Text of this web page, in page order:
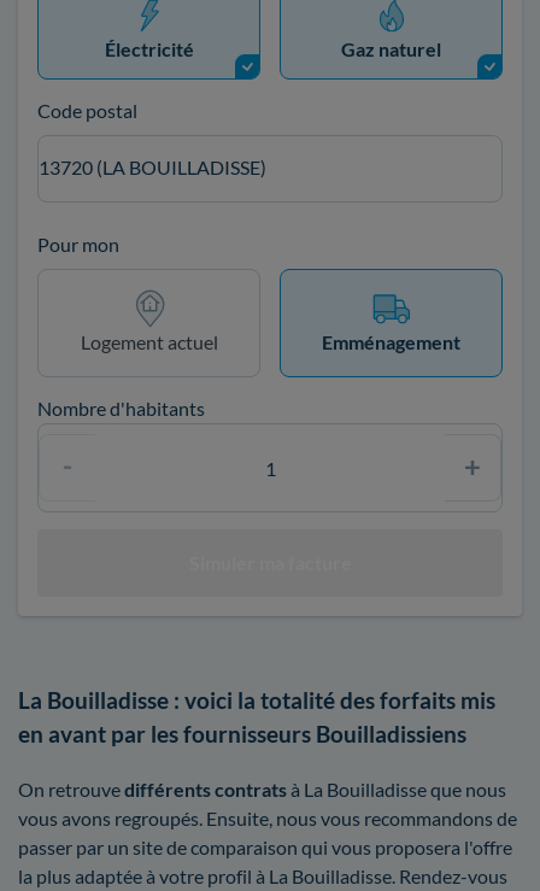
Électricité Gaz naturel
Code postal
13720 (LA BOUILLADISSE)
Pour mon
Logement actuel Emménagement
Nombre d'habitants
La Bouilladisse : voici la totalité des forfaits mis
en avant par les fournisseurs Bouilladissiens
On retrouvedifférents contratsà La Bouilladisse que nous
vous avons regroupés. Ensuite, nous vous recommandons de
passer par un site de comparaison qui vous proposera l'offre
la plus adaptée à votre profil à La Bouilladisse. Rendez-vous